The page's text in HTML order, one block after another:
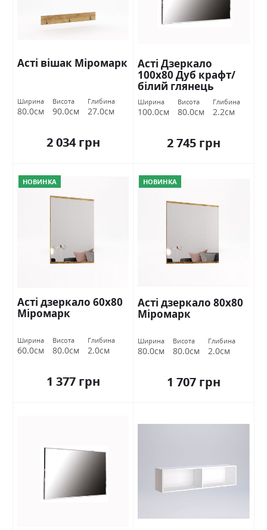
Асті вішак Міромарк
Ширина
80.0см
Висота
90.0см
Глибина
27.0см
2 034 грн
Асті Дзеркало
100х80 Дуб крафт/
білий глянець
Міромарк
Ширина
100.0см
Висота
80.0см
Глибина
2.2см
2 745 грн
НОВИНКА
Асті дзеркало 60х80
Міромарк
Ширина
60.0см
Висота
80.0см
Глибина
2.0см
1 377 грн
НОВИНКА
Асті дзеркало 80х80
Міромарк
Ширина
80.0см
Висота
80.0см
Глибина
2.0см
1 707 грн